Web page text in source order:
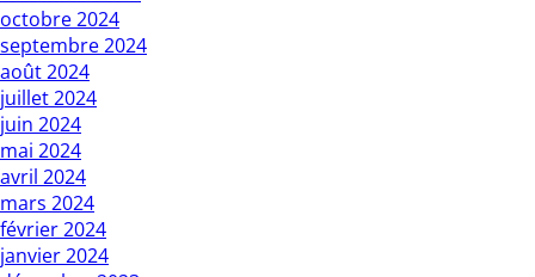
octobre 2024
septembre 2024
août 2024
juillet 2024
juin 2024
mai 2024
avril 2024
mars 2024
février 2024
janvier 2024